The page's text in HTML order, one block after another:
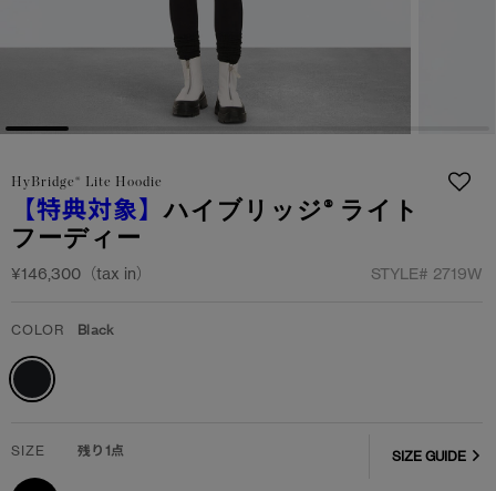
アウターウェア
アクセサリー
フットウェア
コレクション
アウターウェア
アクセサリー
フットウェア
コレクション
HyBridge® Lite Hoodie
【特典対象】ハイブリッジ® ライト
フーディー
¥146,300（tax in） STYLE# 2719W
COLOR Black
SIZE 残り1点 SIZE GUIDE